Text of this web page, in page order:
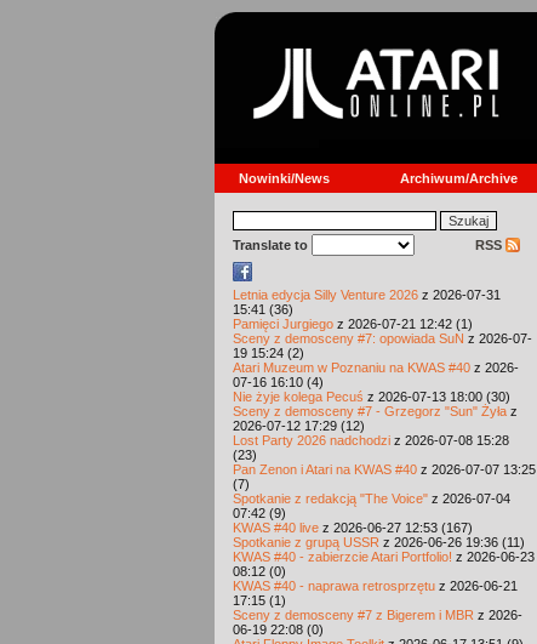
Nowinki/News Archiwum/Archive
Translate to RSS
Letnia edycja Silly Venture 2026 z 2026-07-31
15:41 (36)
Pamięci Jurgiego z 2026-07-21 12:42 (1)
Sceny z demosceny #7: opowiada SuN z 2026-07-
19 15:24 (2)
Atari Muzeum w Poznaniu na KWAS #40 z 2026-
07-16 16:10 (4)
Nie żyje kolega Pecuś z 2026-07-13 18:00 (30)
Sceny z demosceny #7 - Grzegorz "Sun" Żyła z
2026-07-12 17:29 (12)
Lost Party 2026 nadchodzi z 2026-07-08 15:28
(23)
Pan Zenon i Atari na KWAS #40 z 2026-07-07 13:25
(7)
Spotkanie z redakcją "The Voice" z 2026-07-04
07:42 (9)
KWAS #40 live z 2026-06-27 12:53 (167)
Spotkanie z grupą USSR z 2026-06-26 19:36 (11)
KWAS #40 - zabierzcie Atari Portfolio! z 2026-06-23
08:12 (0)
KWAS #40 - naprawa retrosprzętu z 2026-06-21
17:15 (1)
Sceny z demosceny #7 z Bigerem i MBR z 2026-
06-19 22:08 (0)